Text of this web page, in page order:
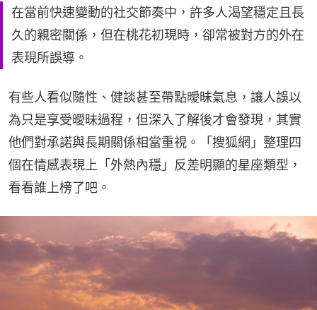
在當前快速變動的社交節奏中，許多人渴望穩定且長
久的親密關係，但在桃花初現時，卻常被對方的外在
表現所誤導。
有些人看似隨性、健談甚至帶點曖昧氣息，讓人誤以
為只是享受曖昧過程，但深入了解後才會發現，其實
他們對承諾與長期關係相當重視。「搜狐網」整理四
個在情感表現上「外熱內穩」反差明顯的星座類型，
看看誰上榜了吧。